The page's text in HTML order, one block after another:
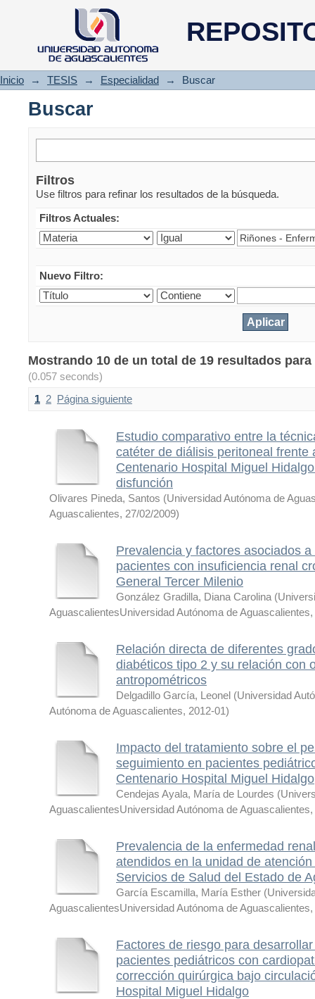
Buscar
Inicio → TESIS → Especialidad → Buscar
Buscar
Filtros
Use filtros para refinar los resultados de la búsqueda.
Filtros Actuales:
Nuevo Filtro:
Mostrando 10 de un total de 19 resultados
(0.057 seconds)
1 2 Página siguiente
Estudio comparativo entre la
catéter de diálisis peritoneal frente
Centenario Hospital Miguel
disfunción
Olivares Pineda, Santos (Universidad Autónoma de
Aguascalientes, 27/02/2009)
Prevalencia y factores asociados
pacientes con insuficiencia renal
General Tercer Milenio
González Gradilla, Diana Carolina (
AguascalientesUniversidad Autónoma de Aguascalientes,
Relación directa de diferentes
diabéticos tipo 2 y su relación con
antropométricos
Delgadillo García, Leonel (Universidad
Autónoma de Aguascalientes, 2012-01)
Impacto del tratamiento sobre el
seguimiento en pacientes
Centenario Hospital Miguel Hidalgo
Cendejas Ayala, María de Lourdes (
AguascalientesUniversidad Autónoma de Aguascalientes,
Prevalencia de la enfermedad
atendidos en la unidad de
Servicios de Salud del Estado de
García Escamilla, María Esther (
AguascalientesUniversidad Autónoma de Aguascalientes,
Factores de riesgo para
pacientes pediátricos con
corrección quirúrgica bajo
Hospital Miguel Hidalgo